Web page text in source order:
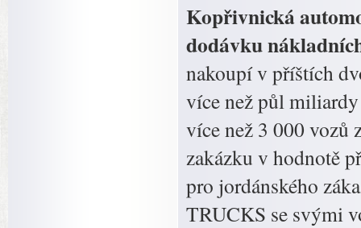
Kopřivnická
dodávku
nakoupí v příštích
více než půl
více než 3 000 vozů
zakázku v hodnotě
pro jordánského
TRUCKS se svými